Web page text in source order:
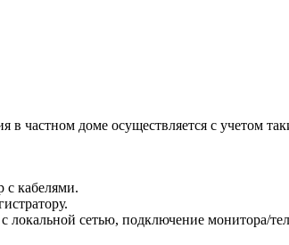
в частном доме осуществляется с учетом
с кабелями.
локальной сетью, подключение монитора/